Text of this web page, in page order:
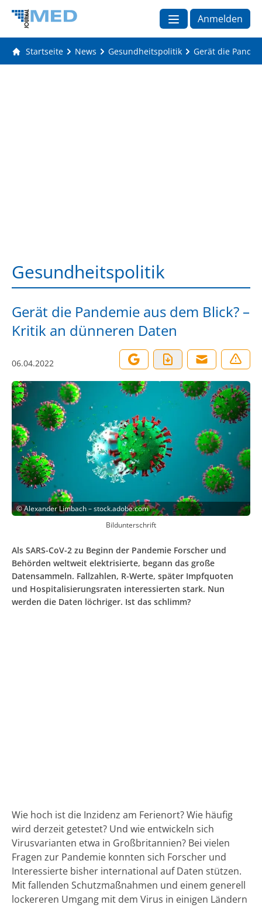
Anmelden
Startseite News Gesundheitspolitik Gerät die
Gesundheitspolitik
Gerät die Pandemie aus dem Blick? –
Kritik an dünneren Daten
06.04.2022
©Alexander Limbach – stock.adobe.com
Bildunterschrift
Als SARS-CoV-2 zu Beginn der Pandemie Forscher und
Behörden weltweit elektrisierte, begann das große
Datensammeln. Fallzahlen, R-Werte, später Impfquoten
und Hospitalisierungsraten interessierten stark. Nun
werden die Daten löchriger. Ist das schlimm?
Wie hoch ist die Inzidenz am Ferienort? Wie häufig
wird derzeit getestet? Und wie entwickeln sich
Virusvarianten etwa in Großbritannien? Bei vielen
Fragen zur Pandemie konnten sich Forscher und
Interessierte bisher international auf Daten stützen.
Mit fallenden Schutzmaßnahmen und einem generell
lockereren Umgang mit dem Virus in einigen Ländern